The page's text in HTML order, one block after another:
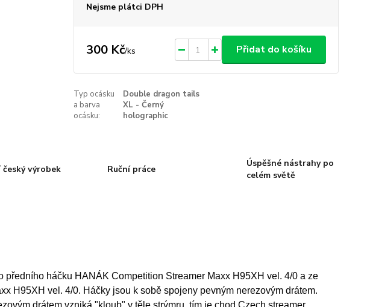
Nejsme plátci DPH
300 Kč/ks Přidat do košíku
Typ ocásku
a barva
ocásku:
Double dragon tails
XL - Černý
holographic
výrobek Ruční práce
Úspěšné nástrahy po
celém světě
předního háčku HANÁK Competition Streamer Maxx H95XH vel. 4/0 a ze
H95XH vel. 4/0. Háčky jsou k sobě spojeny pevným nerezovým drátem.
drátem vzniká "kloub" v těle strýmru, tím je chod Czech streamer